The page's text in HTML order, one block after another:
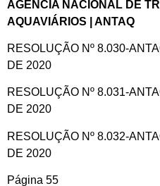
AGÊNCIA NACIONAL DE
AQUAVIÁRIOS | ANTAQ
RESOLUÇÃO Nº 8.030-
DE 2020
RESOLUÇÃO Nº 8.031-
DE 2020
RESOLUÇÃO Nº 8.032-
DE 2020
Página 55